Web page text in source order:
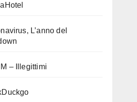
L’anno del
– Illegittimi